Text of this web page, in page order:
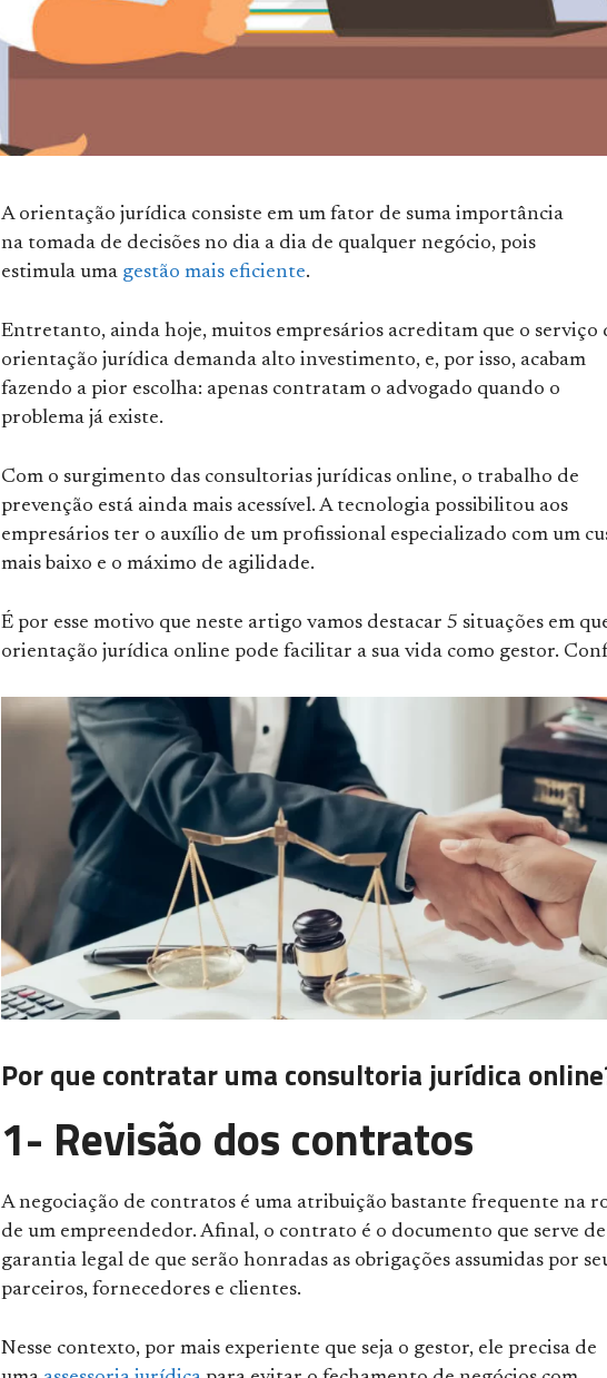
A orientação jurídica consiste em um fator de suma importância
na tomada de decisões no dia a dia de qualquer negócio, pois
estimula uma gestão mais eficiente.
Entretanto, ainda hoje, muitos empresários acreditam que o serviço
orientação jurídica demanda alto investimento, e, por isso, acabam
fazendo a pior escolha: apenas contratam o advogado quando o
problema já existe.
Com o surgimento das consultorias jurídicas online, o trabalho de
prevenção está ainda mais acessível. A tecnologia possibilitou aos
empresários ter o auxílio de um profissional especializado com um
mais baixo e o máximo de agilidade.
É por esse motivo que neste artigo vamos destacar 5 situações em
orientação jurídica online pode facilitar a sua vida como gestor.
Por que contratar uma consultoria jurídica
1- Revisão dos contratos
A negociação de contratos é uma atribuição bastante frequente na
de um empreendedor. Afinal, o contrato é o documento que serve de
garantia legal de que serão honradas as obrigações assumidas por
parceiros, fornecedores e clientes.
Nesse contexto, por mais experiente que seja o gestor, ele precisa de